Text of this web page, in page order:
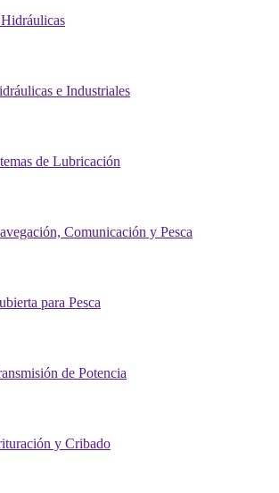
e Industriales
de Lubricación
Comunicación y Pesca
para Pesca
de Potencia
y Cribado